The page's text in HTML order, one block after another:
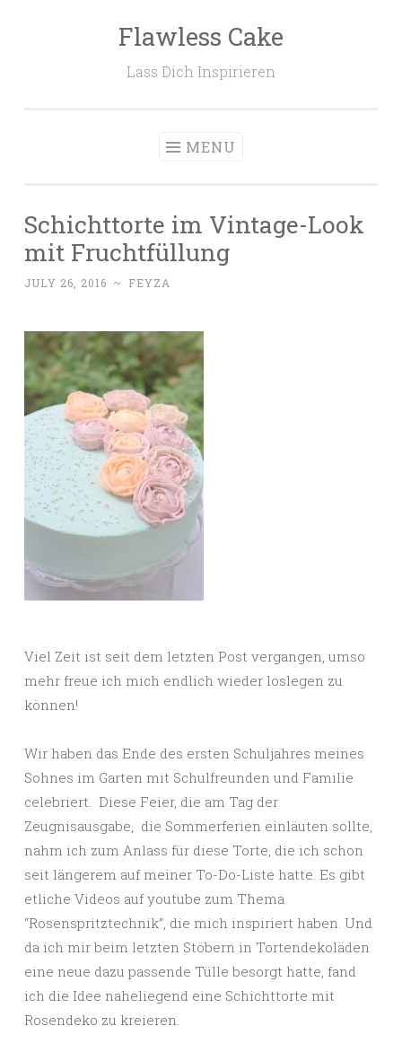
Skip to contentFlawless Cake
Lass Dich Inspirieren
MENU
Schichttorte im Vintage-Look
mit Fruchtfüllung
JULY 26, 2016 ~ FEYZA
Viel Zeit ist seit dem letzten Post vergangen, umso
mehr freue ich mich endlich wieder loslegen zu
können!
Wir haben das Ende des ersten Schuljahres meines
Sohnes im Garten mit Schulfreunden und Familie
celebriert. Diese Feier, die am Tag der
Zeugnisausgabe, die Sommerferien einläuten sollte,
nahm ich zum Anlass für diese Torte, die ich schon
seit längerem auf meiner To-Do-Liste hatte. Es gibt
etliche Videos auf youtube zum Thema
“Rosenspritztechnik”, die mich inspiriert haben. Und
da ich mir beim letzten Stöbern in Tortendekoläden
eine neue dazu passende Tülle besorgt hatte, fand
ich die Idee naheliegend eine Schichttorte mit
Rosendeko zu kreieren.